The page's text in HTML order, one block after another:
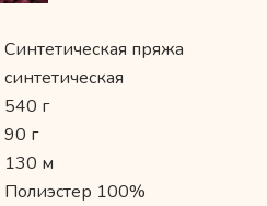
Синтетическая пряжа
синтетическая
540 г
90 г
130 м
Полиэстер 100%